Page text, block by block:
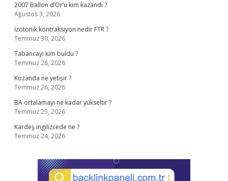
2007 Ballon d’Or’u kim kazandı ?
Ağustos 3, 2026
İzotonik kontraksiyon nedir FTR ?
Temmuz 30, 2026
Tabancayı kim buldu ?
Temmuz 28, 2026
Kozanda ne yetişir ?
Temmuz 26, 2026
BA ortalamayı ne kadar yükseltir ?
Temmuz 25, 2026
Kardeş ingilizcede ne ?
Temmuz 24, 2026